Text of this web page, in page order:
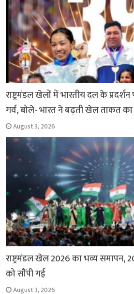
राष्ट्रमंडल खेलों में भारतीय दल के
गर्व, बोले- भारत ने बढ़ती खेल ताकत का
August 3, 2026
राष्ट्रमंडल खेल 2026 का भव्य समापन,
को सौंपी गई
August 3, 2026